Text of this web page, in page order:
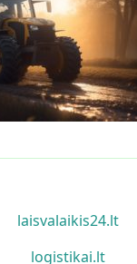
laisvalaikis24.lt
logistikai.lt